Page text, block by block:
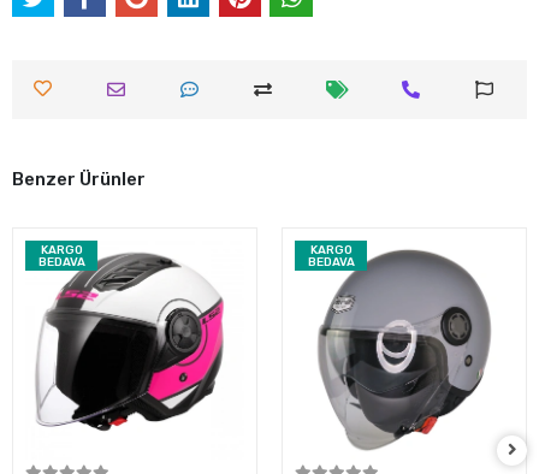
Benzer Ürünler
KARGO
BEDAVA
KARGO
BEDAVA